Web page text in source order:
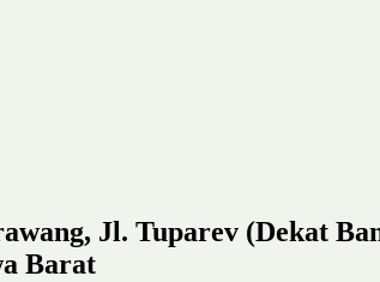
Jl. Tuparev (Dekat
Barat